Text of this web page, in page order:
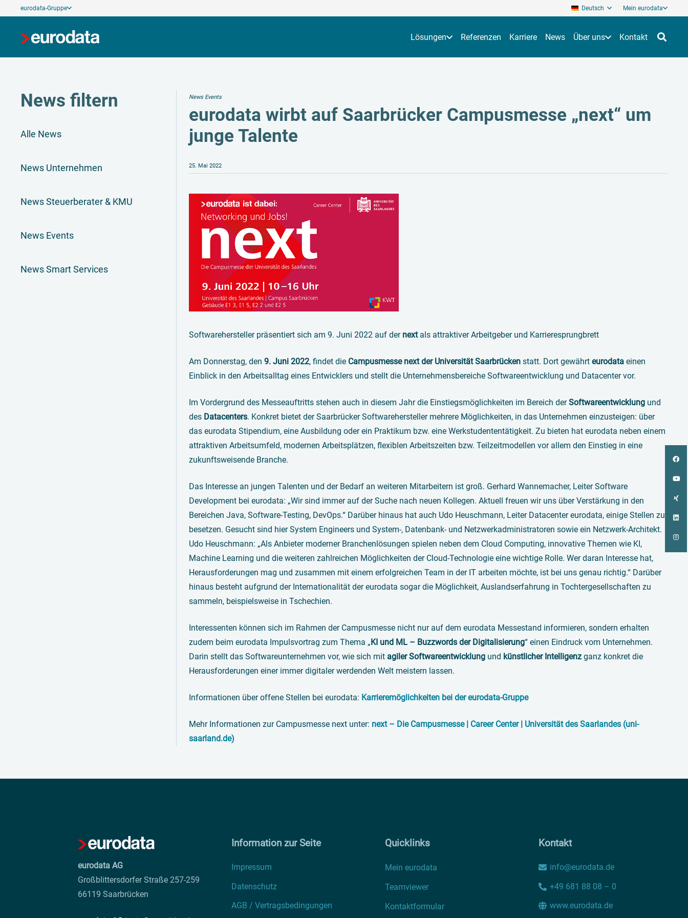
eurodata-Gruppe Deutsch Mein eurodata
Lösungen Referenzen Karriere News Über uns Kontakt
News filtern
Alle News
News Unternehmen
News Steuerberater & KMU
News Events
News Smart Services
News Events
eurodata wirbt auf Saarbrücker Campusmesse „next“ um
junge Talente
25. Mai 2022
Softwarehersteller präsentiert sich am 9. Juni 2022 auf der nextals attraktiver Arbeitgeber und Karrieresprungbrett
Am Donnerstag, den 9. Juni 2022, findet die Campusmesse next der Universität Saarbrücken statt. Dort gewährt eurodata einen
Einblick in den Arbeitsalltag eines Entwicklers und stellt die Unternehmensbereiche Softwareentwicklung und Datacenter vor.
Im Vordergrund des Messeauftritts stehen auch in diesem Jahr die Einstiegsmöglichkeiten im Bereich derSoftwareentwicklung und
des Datacenters. Konkret bietet der Saarbrücker Softwarehersteller mehrere Möglichkeiten, in das Unternehmen einzusteigen: über
das eurodata Stipendium, eine Ausbildung oder ein Praktikum bzw. eine Werkstudententätigkeit. Zu bieten hat eurodata neben einem
attraktiven Arbeitsumfeld, modernen Arbeitsplätzen, flexiblen Arbeitszeiten bzw. Teilzeitmodellen vor allem den Einstieg in eine
zukunftsweisende Branche.
Das Interesse an jungen Talenten und der Bedarf an weiteren Mitarbeitern ist groß. Gerhard Wannemacher, Leiter Software
Development bei eurodata: „Wir sind immer auf der Suche nach neuen Kollegen. Aktuell freuen wir uns über Verstärkung in den
Bereichen Java, Software-Testing, DevOps.“ Darüber hinaus hat auch Udo Heuschmann, Leiter Datacenter eurodata, einige Stellen zu
besetzen. Gesucht sind hier System Engineers und System-, Datenbank- und Netzwerkadministratoren sowie ein Netzwerk-Architekt.
Udo Heuschmann: „Als Anbieter moderner Branchenlösungen spielen neben dem Cloud Computing, innovative Themen wie KI,
Machine Learning und die weiteren zahlreichen Möglichkeiten der Cloud-Technologie eine wichtige Rolle. Wer daran Interesse hat,
Herausforderungen mag und zusammen mit einem erfolgreichen Team in der IT arbeiten möchte, ist bei uns genau richtig.“ Darüber
hinaus besteht aufgrund der Internationalität der eurodata sogar die Möglichkeit, Auslandserfahrung in Tochtergesellschaften zu
sammeln, beispielsweise in Tschechien.
Interessenten können sich im Rahmen der Campusmesse nicht nur auf dem eurodata Messestand informieren, sondern erhalten
zudem beim eurodata Impulsvortrag zum Thema „KI und ML – Buzzwords der Digitalisierung“ einen Eindruck vom Unternehmen.
Darin stellt das Softwareunternehmen vor, wie sich mit agiler Softwareentwicklung und künstlicher Intelligenz ganz konkret die
Herausforderungen einer immer digitaler werdenden Welt meistern lassen.
Informationen über offene Stellen bei eurodata: Karrieremöglichkeiten bei der eurodata-Gruppe
Mehr Informationen zur Campusmesse next unter: next – Die Campusmesse | Career Center | Universität des Saarlandes (uni-
saarland.de)
eurodata AG
Großblittersdorfer Straße 257-259
66119 Saarbrücken
Information zur Seite
Impressum
Datenschutz
AGB / Vertragsbedingungen
Quicklinks
Mein eurodata
Teamviewer
Kontaktformular
Kontakt
info@eurodata.de
+49 681 88 08 – 0
www.eurodata.de